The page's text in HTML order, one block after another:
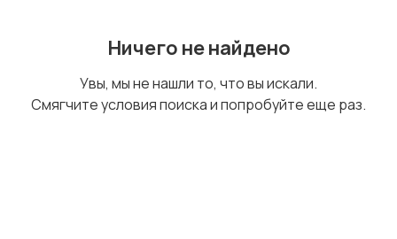
Ничего не найдено
Увы, мы не нашли то, что вы искали.
Смягчите условия поиска и попробуйте еще раз.